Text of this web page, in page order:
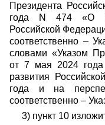
Президента
года N 474 «О
Российской
соответственно –
словами «Указом
от 7 мая 2024
развития
года и на
соответственно –
3) пункт 10